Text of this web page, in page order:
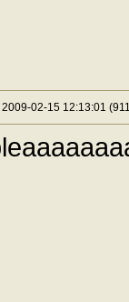
2009-02-15 12:13:01